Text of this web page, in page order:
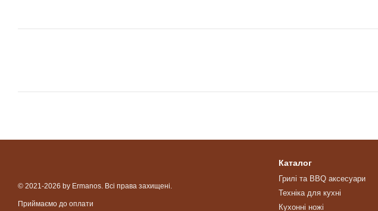
© 2021-2026 by Ermanos. Всі права захищені.
Приймаємо до оплати
Каталог
Грилі та BBQ аксесуари
Техніка для кухні
Кухонні ножі